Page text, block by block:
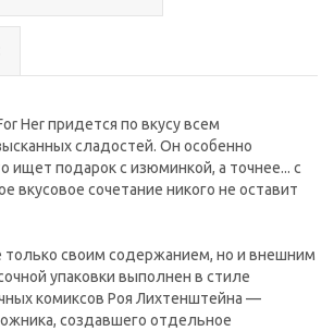
Her придется по вкусу всем
сладостей. Он особенно
ищет подарок с изюминкой, а точнее... с
вкусовое сочетание никого не оставит
только своим содержанием, но и внешним
упаковки выполнен в стиле
комиксов Роя Лихтенштейна —
создавшего отдельное